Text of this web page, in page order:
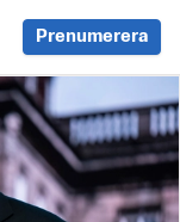
Prenumerera